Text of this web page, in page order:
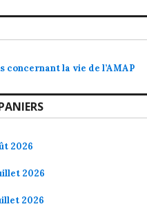
concernant la vie de l’AMAP
2026
2026
2026